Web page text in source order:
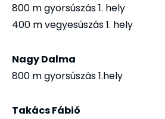
800 m gyorsúszás 1. hely
400 m vegyesúszás 1. hely
Nagy Dalma
800 m gyorsúszás 1.hely
Takács Fábió